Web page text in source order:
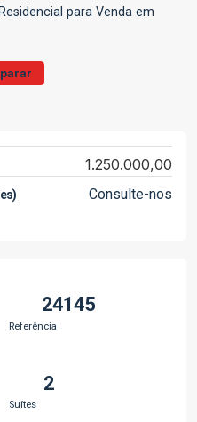
Residencial para Venda em
1.250.000,00
Consulte-nos
24145
Referência
2
Suítes